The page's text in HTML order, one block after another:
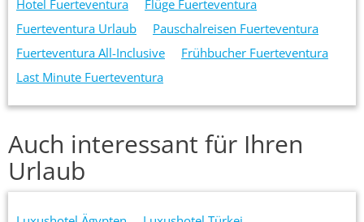
Hotel Fuerteventura
Flüge Fuerteventura
Fuerteventura Urlaub
Pauschalreisen Fuerteventura
Fuerteventura All-Inclusive
Frühbucher Fuerteventura
Last Minute Fuerteventura
Auch interessant für Ihren
Urlaub